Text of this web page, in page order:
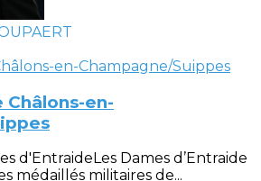
Châlons-en-
d'EntraideLes Dames d’Entraide
médaillés militaires de...